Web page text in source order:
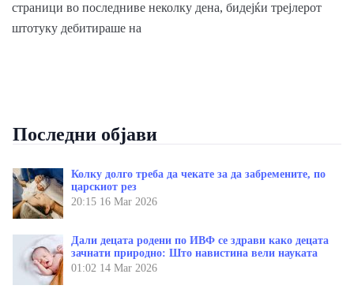
страници во последниве неколку дена, бидејќи трејлерот
штотуку дебитираше на
Последни објави
Колку долго треба да чекате за да забремените, по
царскиот рез
20:15 16 Mar 2026
Дали децата родени по ИВФ се здрави како децата
зачнати природно: Што навистина вели науката
01:02 14 Mar 2026